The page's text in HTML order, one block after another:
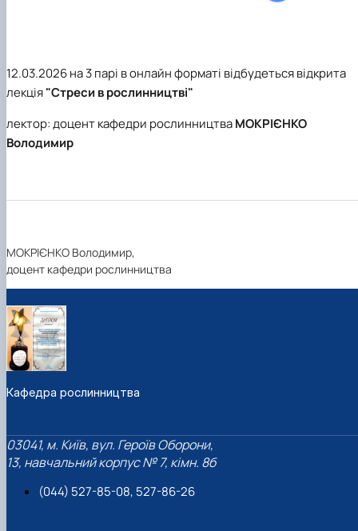
Підручники, навчальні посібники та
12.03.2026 на 3 парі в онлайн форматі відбудеться відкрита
лекція"Стреси в рослинництві"
лектор: доцент кафедри рослинництваМОКРІЄНКО
Володимир
МОКРІЄНКО Володимир,
доцент кафедри рослинництва
Кафедра рослинництва
03041, м. Київ, вул. Героїв Оборони,
13, навчальний корпус № 7, кімн. 8б
(044) 527-85-08, 527-86-26